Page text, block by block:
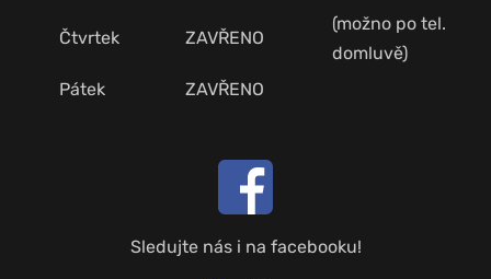
Čtvrtek ZAVŘENO
(možno po tel.
domluvě)
Pátek
ZAVŘENO
Sledujte nás i na facebooku!